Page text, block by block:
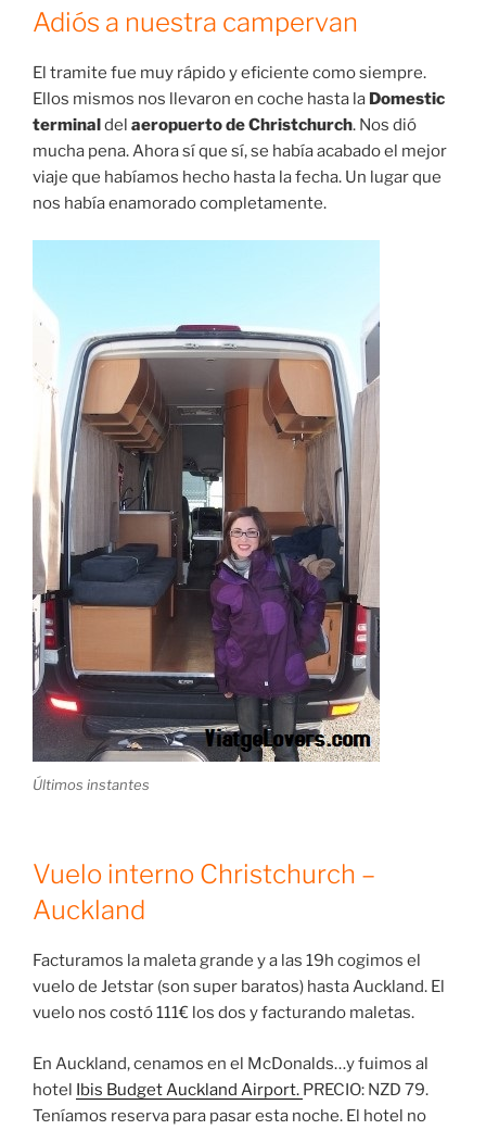
Adiós a nuestra campervan
El tramite fue muy rápido y eficiente como siempre.
Ellos mismos nos llevaron en coche hasta la Domestic
terminaldel aeropuerto de Christchurch. Nos dió
mucha pena. Ahora sí que sí, se había acabado el mejor
viaje que habíamos hecho hasta la fecha. Un lugar que
nos había enamorado completamente.
Últimos instantes
Vuelo interno Christchurch –
Auckland
Facturamos la maleta grande y a las 19h cogimos el
vuelo de Jetstar (son super baratos) hasta Auckland. El
vuelo nos costó 111€ los dos y facturando maletas.
En Auckland, cenamos en el McDonalds…y fuimos al
hotel Ibis Budget Auckland Airport. PRECIO: NZD 79.
Teníamos reserva para pasar esta noche. El hotel no